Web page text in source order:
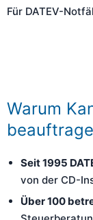
Für DATEV-
Warum
Seit 1995
von der CD-
Über 100